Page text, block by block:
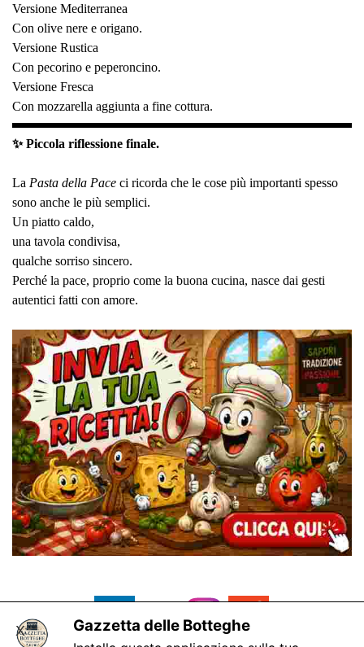
Versione Mediterranea
Con olive nere e origano.
Versione Rustica
Con pecorino e peperoncino.
Versione Fresca
Con mozzarella aggiunta a fine cottura.
✨ Piccola riflessione finale.
La Pasta della Pace ci ricorda che le cose più importanti spesso
sono anche le più semplici.
Un piatto caldo,
una tavola condivisa,
qualche sorriso sincero.
Perché la pace, proprio come la buona cucina, nasce dai gesti
autentici fatti con amore.
Gazzetta delle Botteghe
X